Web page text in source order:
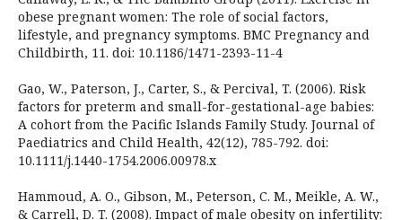
obese pregnant women: The role of social factors,
lifestyle, and pregnancy symptoms. BMC Pregnancy and
Childbirth, 11. doi: 10.1186/1471-2393-11-4
Gao, W., Paterson, J., Carter, S., & Percival, T. (2006). Risk
factors for preterm and small-for-gestational-age babies:
A cohort from the Pacific Islands Family Study. Journal of
Paediatrics and Child Health, 42(12), 785-792. doi:
10.1111/j.1440-1754.2006.00978.x
Hammoud, A. O., Gibson, M., Peterson, C. M., Meikle, A. W.,
& Carrell, D. T. (2008). Impact of male obesity on infertility: